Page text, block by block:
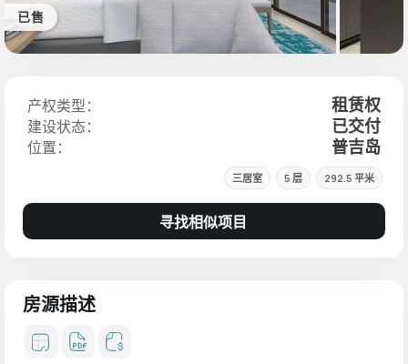
已售
产权类型： 租赁权
建设状态： 已交付
位置： 普吉岛
三居室 5 层 292.5 平米
寻找相似项目
房源描述